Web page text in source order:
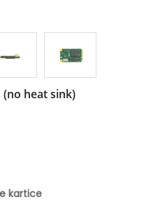
heat sink)
kartice